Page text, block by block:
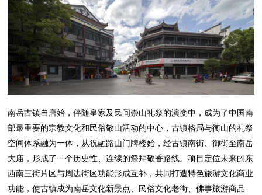
南岳古镇自唐始，伴随皇家及民间崇山礼祭的演变中，成为了中国南
部最重要的宗教文化和民俗敬山活动的中心，古镇格局与衡山的礼祭
空间体系融为一体，从祝融路山门牌楼始，经古镇南街、御街至南岳
大庙，形成了一个历史性、连续的祭拜敬香路线。项目定位未来的东
西南三街片区与周边街区功能形成互补，共同打造特色旅游文化商业
功能，使古镇成为南岳文化新景点、民俗文化老街、佛事旅游商品